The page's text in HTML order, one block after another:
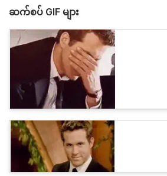
ဆက်စပ် GIF များ